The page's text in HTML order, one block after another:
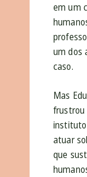
em um
um dos
caso.
Mas
frustrou
instituto
atuar
que